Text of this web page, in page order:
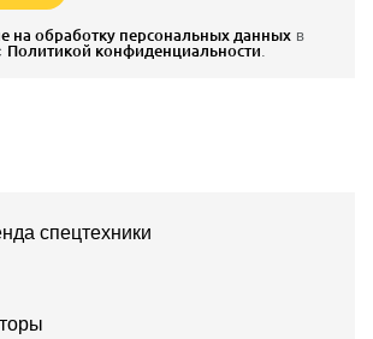
спецтехники
на обработку персональных данных в
Политикой конфиденциальности